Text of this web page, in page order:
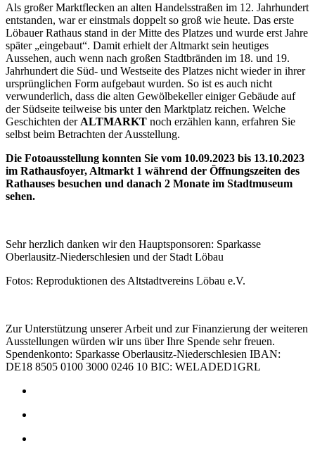
Als großer Marktflecken an alten Handelsstraßen im 12. Jahrhundert
entstanden, war er einstmals doppelt so groß wie heute. Das erste
Löbauer Rathaus stand in der Mitte des Platzes und wurde erst Jahre
später „eingebaut“. Damit erhielt der Altmarkt sein heutiges
Aussehen, auch wenn nach großen Stadtbränden im 18. und 19.
Jahrhundert die Süd- und Westseite des Platzes nicht wieder in ihrer
ursprünglichen Form aufgebaut wurden. So ist es auch nicht
verwunderlich, dass die alten Gewölbekeller einiger Gebäude auf
der Südseite teilweise bis unter den Marktplatz reichen. Welche
Geschichten der ALTMARKT noch erzählen kann, erfahren Sie
selbst beim Betrachten der Ausstellung.
Die Fotoausstellung konnten Sie vom 10.09.2023 bis 13.10.2023
im Rathausfoyer, Altmarkt 1 während der Öffnungszeiten des
Rathauses besuchen und danach 2 Monate im Stadtmuseum
sehen.
Sehr herzlich danken wir den Hauptsponsoren: Sparkasse
Oberlausitz-Niederschlesien und der Stadt Löbau
Fotos: Reproduktionen des Altstadtvereins Löbau e.V.
Zur Unterstützung unserer Arbeit und zur Finanzierung der weiteren
Ausstellungen würden wir uns über Ihre Spende sehr freuen.
Spendenkonto: Sparkasse Oberlausitz-Niederschlesien IBAN:
DE18 8505 0100 3000 0246 10 BIC: WELADED1GRL